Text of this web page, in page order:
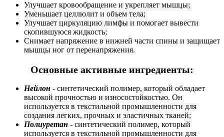
Улучшает кровообращение и укрепляет мышцы;
Уменьшает целлюлит и объем тела;
Улучшает циркуляцию лимфы и помогает вывести
скопившуюся жидкость;
Снимает напряжение в нижней части спины и защищает
мышцы ног от перенапряжения.
Основные активные ингредиенты:
Нейлон - синтетический полимер, который обладает
высокой прочностью и износостойкостью. Он
используется в текстильной промышленности для
создания легких, прочных и эластичных тканей;
Полиуретан - синтетический полимер, который
используется в текстильной промышленности для